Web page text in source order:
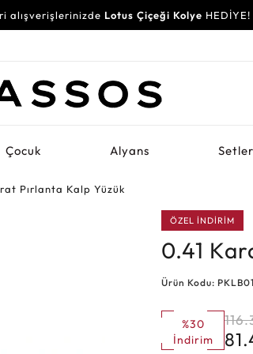
alışverişlerinizde Lotus Çiçeği Kolye HEDİYE!
Çocuk Alyans Setler
Pırlanta Kalp Yüzük
ÖZEL İNDİRİM
0.41
Ürün Kodu:
%30
İndirim